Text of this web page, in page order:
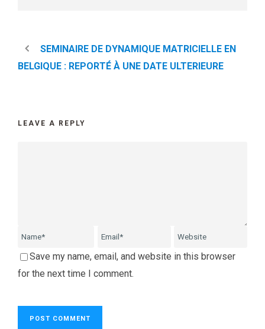
SEMINAIRE DE DYNAMIQUE MATRICIELLE EN
BELGIQUE : REPORTÉ À UNE DATE ULTERIEURE
LEAVE A REPLY
Save my name, email, and website in this browser
for the next time I comment.